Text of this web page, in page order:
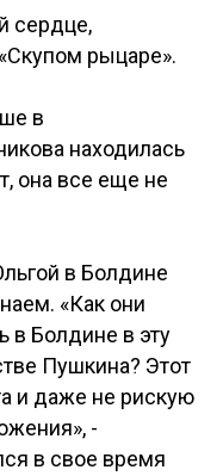
сердце,
рыцаре».
в
находилась
она все еще не
в Болдине
«Как они
в Болдине в эту
Пушкина? Этот
и даже не рискую
-
в свое время